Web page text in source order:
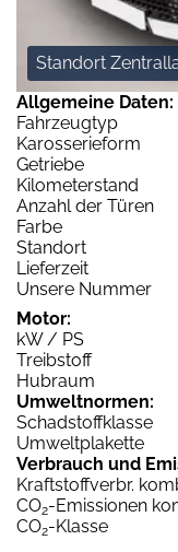
Standort
Allgemeine Daten:
Fahrzeugtyp
Karosserieform
Getriebe
Kilometerstand
Anzahl der Türen
Farbe
Standort
Lieferzeit
Unsere Nummer
Motor:
kW / PS
Treibstoff
Hubraum
Umweltnormen:
Schadstoffklasse
Umweltplakette
Verbrauch und
Kraftstoffverbr.
CO2-Emissionen
CO2-Klasse